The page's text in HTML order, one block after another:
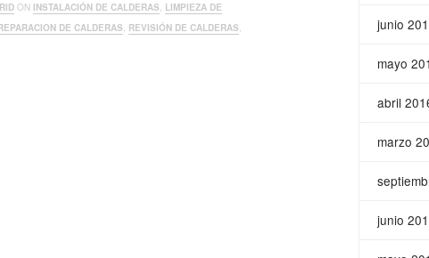
ON INSTALACIÓN DE CALDERAS, LIMPIEZA DE
DE CALDERAS, REVISIÓN DE CALDERAS,
junio
mayo
abril
marzo
junio